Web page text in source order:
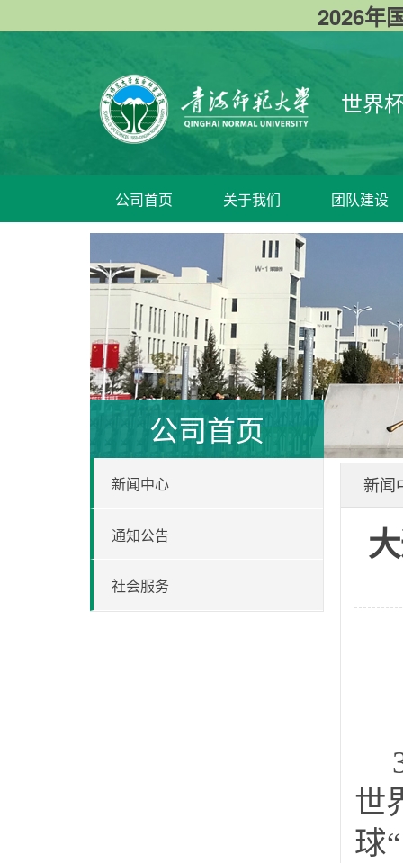
2026年
世界
公司首页 关于我们 团队建设
公司首页
新闻中心
通知公告
社会服务
新闻
世
球